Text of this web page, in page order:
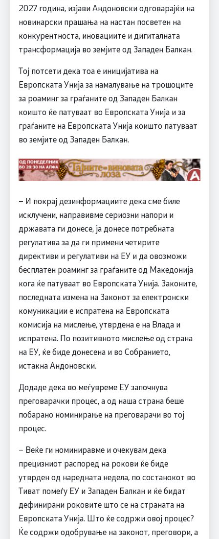
2027 година, изјави Андоновски одговарајќи на
новинарски прашања на настан посветен на
конкурентноста, иновациите и дигиталната
трансформација во земјите од Западен Балкан.
Тој потсети дека тоа е иницијатива на
Европската Унија за намалување на трошоците
за роаминг за граѓаните од Западен Балкан
коишто ќе патуваат во Европската Унија и за
граѓаните на Европската Унија коишто патуваат
во земјите од Западен Балкан.
– И покрај дезинформациите дека сме биле
исклучени, направивме сериозни напори и
државата ги донесе, ја донесе потребната
регулатива за да ги примени четирите
директиви и регулативи на ЕУ и да овозможи
бесплатен роаминг за граѓаните од Македонија
кога ќе патуваат во Европската Унија. Законите,
последната измена на Законот за електронски
комуникации е испратена на Европската
комисија на мислење, утврдена е на Влада и
испратена. По позитивното мислење од страна
на ЕУ, ќе биде донесена и во Собранието,
истакна Андоновски.
Додаде дека во меѓувреме ЕУ започнува
преговарачки процес, а од наша страна беше
побарано номинирање на преговарачи во тој
процес.
– Веќе ги номиниравме и очекувам дека
прецизниот распоред на рокови ќе биде
утврден од наредната недела, по состанокот во
Тиват помеѓу ЕУ и Западен Балкан и ќе бидат
дефинирани роковите што се на страната на
Европската Унија. Што ќе содржи овој процес?
Ќе содржи одобрување на законот, преговори, а